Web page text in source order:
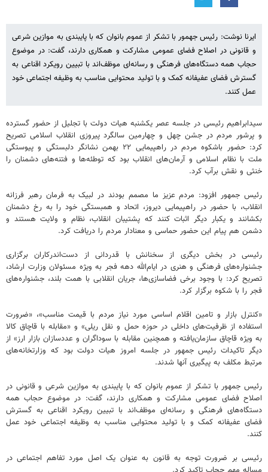
ایرنا نوشت: رئیس جهمور با تشکر از عموم بانوان که با پایبندی به موازین شرعی
و قانونی در اصلاح فضای عمومی مشارکت و همکاری دارند، گفت: در موضوع
حجاب همه دستگاه‌های فرهنگی و رسانه‌ای موظف‌اند با تبیین رویکرد اقناعی به
گسترش فضای عفیفانه کمک و با تولید محتوایی مناسب به وظیفه اجتماعی خود
عمل کنند.
سیدابراهیم رئیسی در جلسه عصر یکشنبه هیات دولت با تجلیل از حضور گسترده
و پرشور مردم در جشن چهل و چهارمین سالگرد پیروزی انقلاب اسلامی تصریح
کرد: حضور باشکوه مردم در راهپیمایی ۲۲ بهمن نشانگر دلبستگی و پیوستگی
ملت با نظام اسلامی و آرمان‌های انقلاب بود که توطئه‌ها و فتنه‌های دشمنان را
خنثی و نقش برآب کرد.
رئیس جمهور افزود: مردم عزیز ما مصمم بودند در لبیک به فرمان رهبر فرزانه
انقلاب، با حضور در راهپیمایی دیروز، اتحاد و همبستگی خود را به رخ دشمنان
بکشانند و یکبار دیگر اثبات کنند که پشتیبان انقلاب، نظام و ولایت هستند و
دشمن هم پیام این حضور حماسی و معنادار مردم را دریافت کرد.
رئیسی در بخش دیگری از سخنانش با قدردانی از دست‌اندرکاران برگزاری
جشنواره‌های فرهنگی و هنری در ایام‌الله دهه فجر به ویژه مسئولان وزارت ارشاد،
تصریح کرد: با وجود برخی فضاسازی‌ها، جریان انقلابی با همت بلند، جشنواره‌های
فجر را با شکوه برگزار کرد.
«کنترل بازار و تامین اقلام اساسی مورد نیاز مردم با قیمت مناسب»، «ضرورت
استفاده از ظرفیت‌های داخلی در حوزه حمل و نقل ریلی» و «مقابله با قاچاق کالا
به ویژه قاچاق سازمان‌یافته و همچنین مقابله با سوداگران و عددسازان بازار ارز» از
دیگر تاکیدات رئیس جمهور در جلسه امروز هیات دولت بود که وزارتخانه‌های
مرتبط مکلف به پیگیری آنها شدند.
رئیس جمهور با تشکر از عموم بانوان که با پایبندی به موازین شرعی و قانونی در
اصلاح فضای عمومی مشارکت و همکاری دارند، گفت: در موضوع حجاب همه
دستگاه‌های فرهنگی و رسانه‌ای موظف‌اند با تبیین رویکرد اقناعی به گسترش
فضای عفیفانه کمک و با تولید محتوایی مناسب به وظیفه اجتماعی خود عمل
کنند.
رئیسی بر ضرورت توجه به قانون به عنوان یک اصل مورد تفاهم اجتماعی در